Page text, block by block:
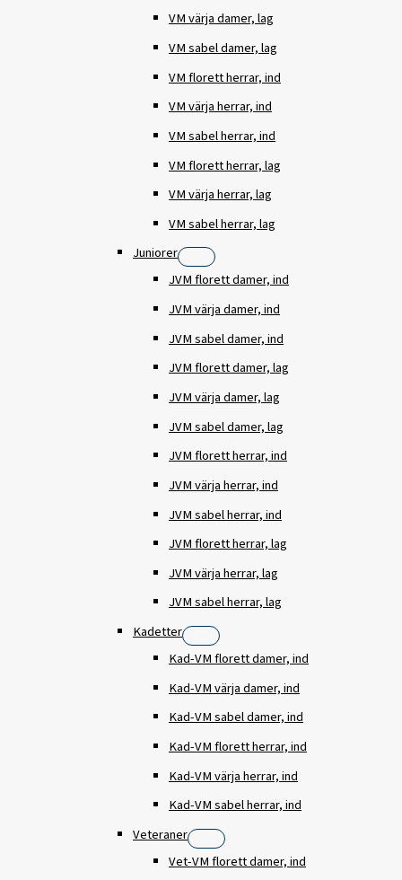
VM värja damer, lag
VM sabel damer, lag
VM florett herrar, ind
VM värja herrar, ind
VM sabel herrar, ind
VM florett herrar, lag
VM värja herrar, lag
VM sabel herrar, lag
Juniorer
JVM florett damer, ind
JVM värja damer, ind
JVM sabel damer, ind
JVM florett damer, lag
JVM värja damer, lag
JVM sabel damer, lag
JVM florett herrar, ind
JVM värja herrar, ind
JVM sabel herrar, ind
JVM florett herrar, lag
JVM värja herrar, lag
JVM sabel herrar, lag
Kadetter
Kad-VM florett damer, ind
Kad-VM värja damer, ind
Kad-VM sabel damer, ind
Kad-VM florett herrar, ind
Kad-VM värja herrar, ind
Kad-VM sabel herrar, ind
Veteraner
Vet-VM florett damer, ind